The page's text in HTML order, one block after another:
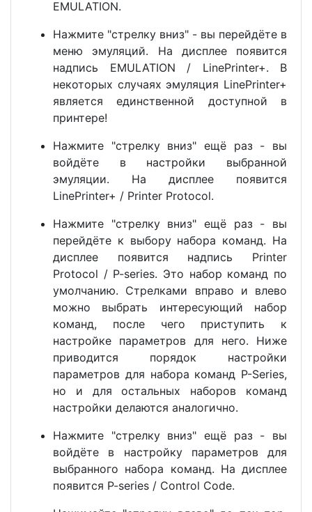
EMULATION.
Нажмите "стрелку вниз" - вы перейдёте в
меню эмуляций. На дисплее появится
надпись EMULATION / LinePrinter+. В
некоторых случаях эмуляция LinePrinter+
является единственной доступной в
принтере!
Нажмите "стрелку вниз" ещё раз - вы
войдёте в настройки выбранной
эмуляции. На дисплее появится
LinePrinter+ / Printer Protocol.
Нажмите "стрелку вниз" ещё раз - вы
перейдёте к выбору набора команд. На
дисплее появится надпись Printer
Protocol / P-series. Это набор команд по
умолчанию. Стрелками вправо и влево
можно выбрать интересующий набор
команд, после чего приступить к
настройке параметров для него. Ниже
приводится порядок настройки
параметров для набора команд P-Series,
но и для остальных наборов команд
настройки делаются аналогично.
Нажмите "стрелку вниз" ещё раз - вы
войдёте в настройку параметров для
выбранного набора команд. На дисплее
появится P-series / Control Code.